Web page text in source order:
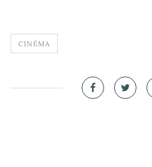
CINÉMA